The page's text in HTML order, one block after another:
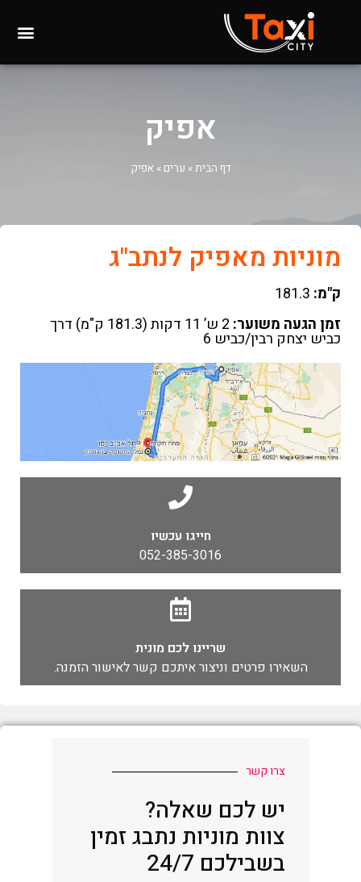
אפיק
דף הבית» ערים »אפיק
מוניות מאפיק לנתב"ג
ק"מ: 181.3
זמן הגעה משוער:
2 ש’ 11 דקות (181.3 ק"מ) דרך
כביש יצחק רבין/כביש 6
חייגו עכשיו
052-385-3016
שריינו לכם מונית
השאירו פרטים וניצור איתכם קשר לאישור הזמנה.
צרו קשר
יש לכם שאלה?
צוות מוניות נתבג זמין
בשבילכם 24/7